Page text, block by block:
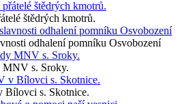
štědrých kmotrů.
odhalení pomníku Osvobození
MNV s. Sroky.
Bílovci s. Skotnice.